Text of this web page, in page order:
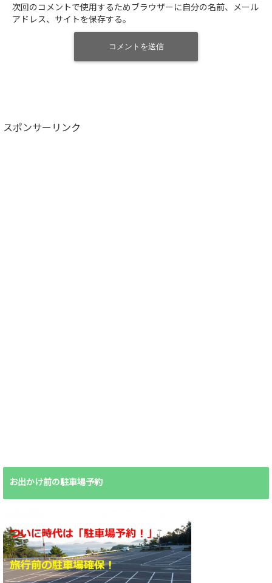
次回のコメントで使用するためブラウザーに自分の名前、メール
アドレス、サイトを保存する。
スポンサーリンク
お出かけ前の駐車場予約